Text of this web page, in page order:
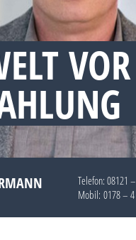
Telefon: 08121
Mobil: 0178 –